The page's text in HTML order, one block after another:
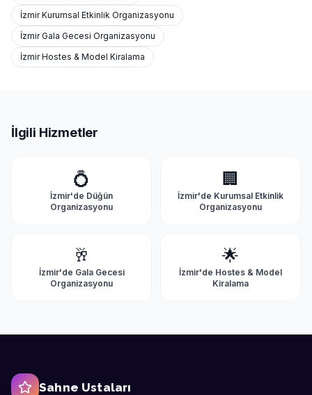
İzmir Kurumsal Etkinlik Organizasyonu
İzmir Gala Gecesi Organizasyonu
İzmir Hostes & Model Kiralama
İlgili Hizmetler
💍
İzmir'de Düğün
Organizasyonu
🏢
İzmir'de Kurumsal Etkinlik
Organizasyonu
🥂
İzmir'de Gala Gecesi
Organizasyonu
🌟
İzmir'de Hostes & Model
Kiralama
Sahne Ustaları